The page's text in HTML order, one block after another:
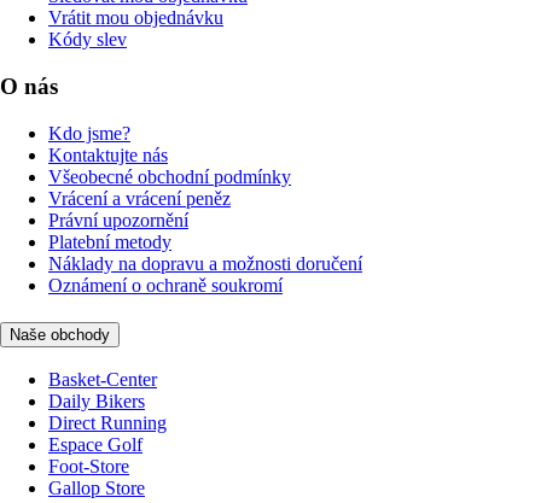
Vrátit mou objednávku
Kódy slev
O nás
Kdo jsme?
Kontaktujte nás
Všeobecné obchodní podmínky
Vrácení a vrácení peněz
Právní upozornění
Platební metody
Náklady na dopravu a možnosti doručení
Oznámení o ochraně soukromí
Naše obchody
Basket-Center
Daily Bikers
Direct Running
Espace Golf
Foot-Store
Gallop Store